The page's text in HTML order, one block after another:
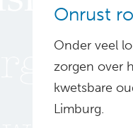
Onrust
Onder veel
zorgen over
kwetsbare
Limburg.